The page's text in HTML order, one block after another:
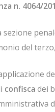
n. 4064/
sezione
del
confisca dei